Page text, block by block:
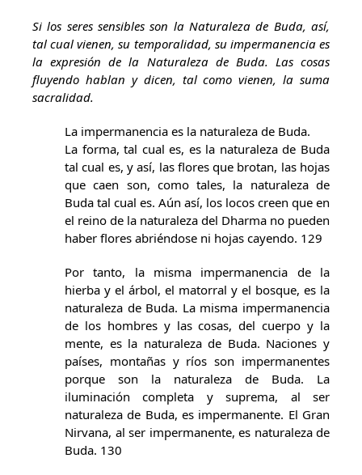
Si los seres sensibles son la Naturaleza de Buda, así,
tal cual vienen, su temporalidad, su impermanencia es
la expresión de la Naturaleza de Buda. Las cosas
fluyendo hablan y dicen, tal como vienen, la suma
sacralidad.
La impermanencia es la naturaleza de Buda.
La forma, tal cual es, es la naturaleza de Buda
tal cual es, y así, las flores que brotan, las hojas
que caen son, como tales, la naturaleza de
Buda tal cual es. Aún así, los locos creen que en
el reino de la naturaleza del Dharma no pueden
haber flores abriéndose ni hojas cayendo. 129
Por tanto, la misma impermanencia de la
hierba y el árbol, el matorral y el bosque, es la
naturaleza de Buda. La misma impermanencia
de los hombres y las cosas, del cuerpo y la
mente, es la naturaleza de Buda. Naciones y
países, montañas y ríos son impermanentes
porque son la naturaleza de Buda. La
iluminación completa y suprema, al ser
naturaleza de Buda, es impermanente. El Gran
Nirvana, al ser impermanente, es naturaleza de
Buda. 130